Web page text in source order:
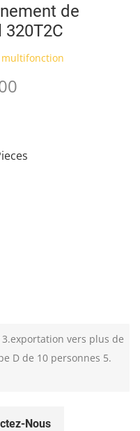
de
vers plus de
D de 10 personnes 5.
Nous